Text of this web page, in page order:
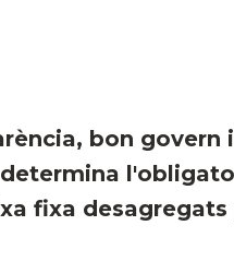
bon govern i
fixa desagregats